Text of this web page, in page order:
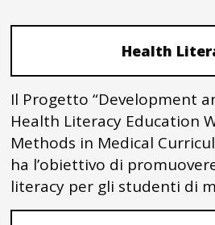
Health
Il Progetto “Development
Health Literacy Education
Methods in Medical
ha l’obiettivo di
literacy per gli studenti di